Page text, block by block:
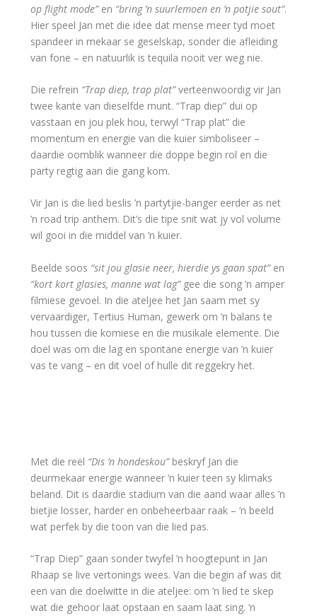
op flight mode”en “bring ’n suurlemoen en ’n potjie sout”.
Hier speel Jan met die idee dat mense meer tyd moet
spandeer in mekaar se geselskap, sonder die afleiding
van fone – en natuurlik is tequila nooit ver weg nie.
Die refrein “Trap diep, trap plat”verteenwoordig vir Jan
twee kante van dieselfde munt. “Trap diep” dui op
vasstaan en jou plek hou, terwyl “Trap plat” die
momentum en energie van die kuier simboliseer –
daardie oomblik wanneer die doppe begin rol en die
party regtig aan die gang kom.
Vir Jan is die lied beslis ’n partytjie-banger eerder as net
’n road trip anthem. Dit’s die tipe snit wat jy vol volume
wil gooi in die middel van ’n kuier.
Beelde soos “sit jou glasie neer, hierdie ys gaan spat”en
“kort kort glasies, manne wat lag”gee die song ’n amper
filmiese gevoel. In die ateljee het Jan saam met sy
vervaardiger, Tertius Human, gewerk om ’n balans te
hou tussen die komiese en die musikale elemente. Die
doel was om die lag en spontane energie van ’n kuier
vas te vang – en dit voel of hulle dit reggekry het.
Met die reël “Dis ’n hondeskou”beskryf Jan die
deurmekaar energie wanneer ’n kuier teen sy klimaks
beland. Dit is daardie stadium van die aand waar alles ’n
bietjie losser, harder en onbeheerbaar raak – ’n beeld
wat perfek by die toon van die lied pas.
“Trap Diep” gaan sonder twyfel ’n hoogtepunt in Jan
Rhaap se live vertonings wees. Van die begin af was dit
een van die doelwitte in die ateljee: om ’n lied te skep
wat die gehoor laat opstaan en saam laat sing. ’n